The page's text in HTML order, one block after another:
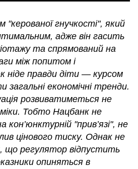
"керованої гнучкості", який
адже він гасить
та спрямований на
між попитом і
ніде правди діти — курсом
економічні тренди.
розвиватиметься не
Тобто Нацбанк не
"прив’язі", не
цінового тиску. Однак не
що регулятор відпустить
опиняться в